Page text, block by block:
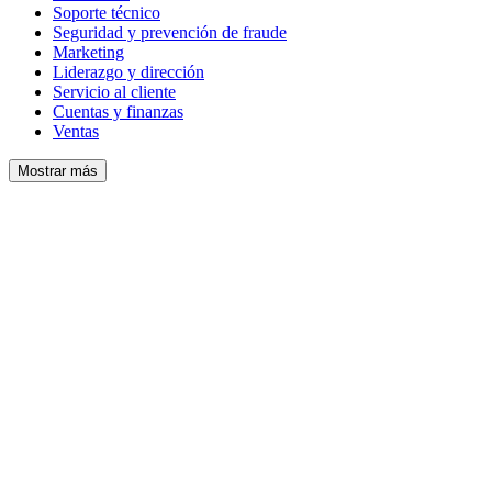
Soporte técnico
Seguridad y prevención de fraude
Marketing
Liderazgo y dirección
Servicio al cliente
Cuentas y finanzas
Ventas
Mostrar más